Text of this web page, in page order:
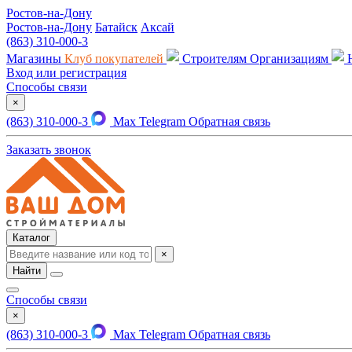
Ростов-на-Дону
Ростов-на-Дону Батайск Аксай
(863) 310-000-3
Магазины Клуб покупателей Строителям Организациям
Вход или регистрация
Способы связи
×
(863) 310-000-3 Max Telegram Обратная связь
Заказать звонок
Каталог
×
Найти
Способы связи
×
(863) 310-000-3 Max Telegram Обратная связь